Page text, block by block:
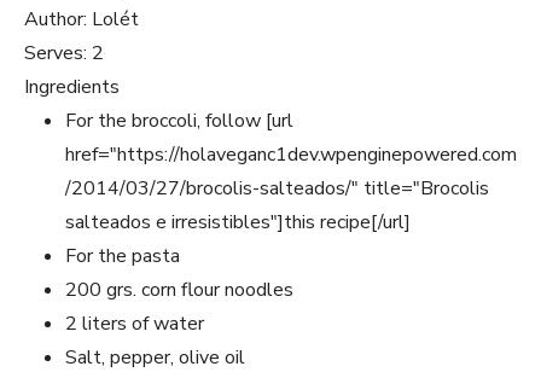
Author: Lolét
Serves: 2
Ingredients
For the broccoli, follow [url
href="https://holaveganc1dev.wpenginepowered.com
/2014/03/27/brocolis-salteados/" title="Brocolis
salteados e irresistibles"]this recipe[/url]
For the pasta
200 grs. corn flour noodles
2 liters of water
Salt, pepper, olive oil